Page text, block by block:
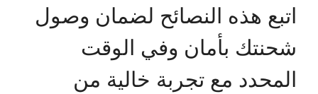
اتبع هذه النصائح لضمان وصول
شحنتك بأمان وفي الوقت
المحدد مع تجربة خالية من